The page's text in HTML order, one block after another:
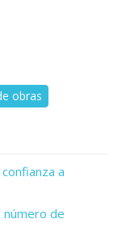
obras
a
número de